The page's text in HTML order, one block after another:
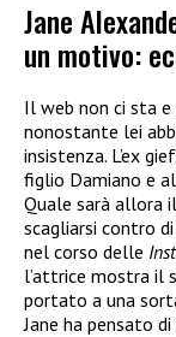
Jane
un motivo:
Il web non ci sta
nonostante lei
insistenza. L’ex
figlio Damiano e
Quale sarà allora
scagliarsi contro
nel corso delle
l’attrice mostra il
portato a una
Jane ha pensato